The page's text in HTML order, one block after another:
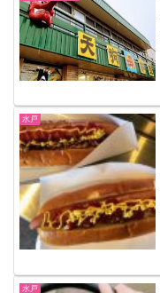
水戸
水戸